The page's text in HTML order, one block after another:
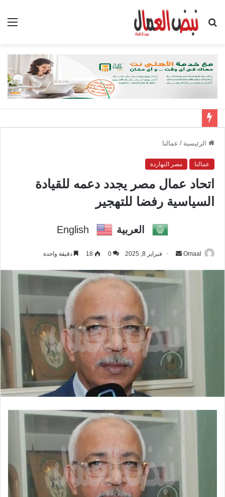
بحث
الرئيسية / عمالنا
عمالنا مصر النهاردة
اتحاد عمال مصر يجدد دعمه للقيادة
السياسية رفضا للتهجير
العربية English
Omaal
ا
ك
ت
ر
و
فبراير 8, 2025 0
18 دقيقة واحدة